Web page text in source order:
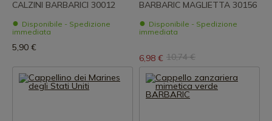
CALZINI BARBARICI 30012
Disponibile - Spedizione
immediata
5,90 €
BARBARIC MAGLIETTA 30156
Disponibile - Spedizione
immediata
6,98 € 10,74 €